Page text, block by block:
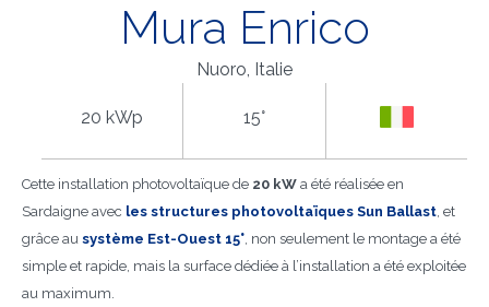
Mura Enrico
Nuoro, Italie
20 kWp 15°
Cette installation photovoltaïque de 20 kW a été réalisée en
Sardaigne avec les structures photovoltaïques Sun Ballast, et
grâce au système Est-Ouest 15°, non seulement le montage a été
simple et rapide, mais la surface dédiée à l’installation a été exploitée
au maximum.